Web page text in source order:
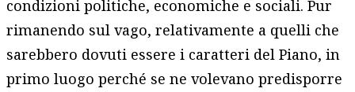
condizioni politiche, economiche e sociali. Pur
rimanendo sul vago, relativamente a quelli che
sarebbero dovuti essere i caratteri del Piano, in
primo luogo perché se ne volevano predisporre